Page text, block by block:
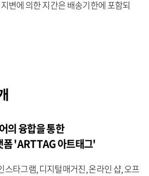
변에 의한 지간은 배송기한에 포함되
의 융합을 통한
폼 'ARTTAG 아트태그'
스타그램, 디지털매거진, 온라인 샵, 오프